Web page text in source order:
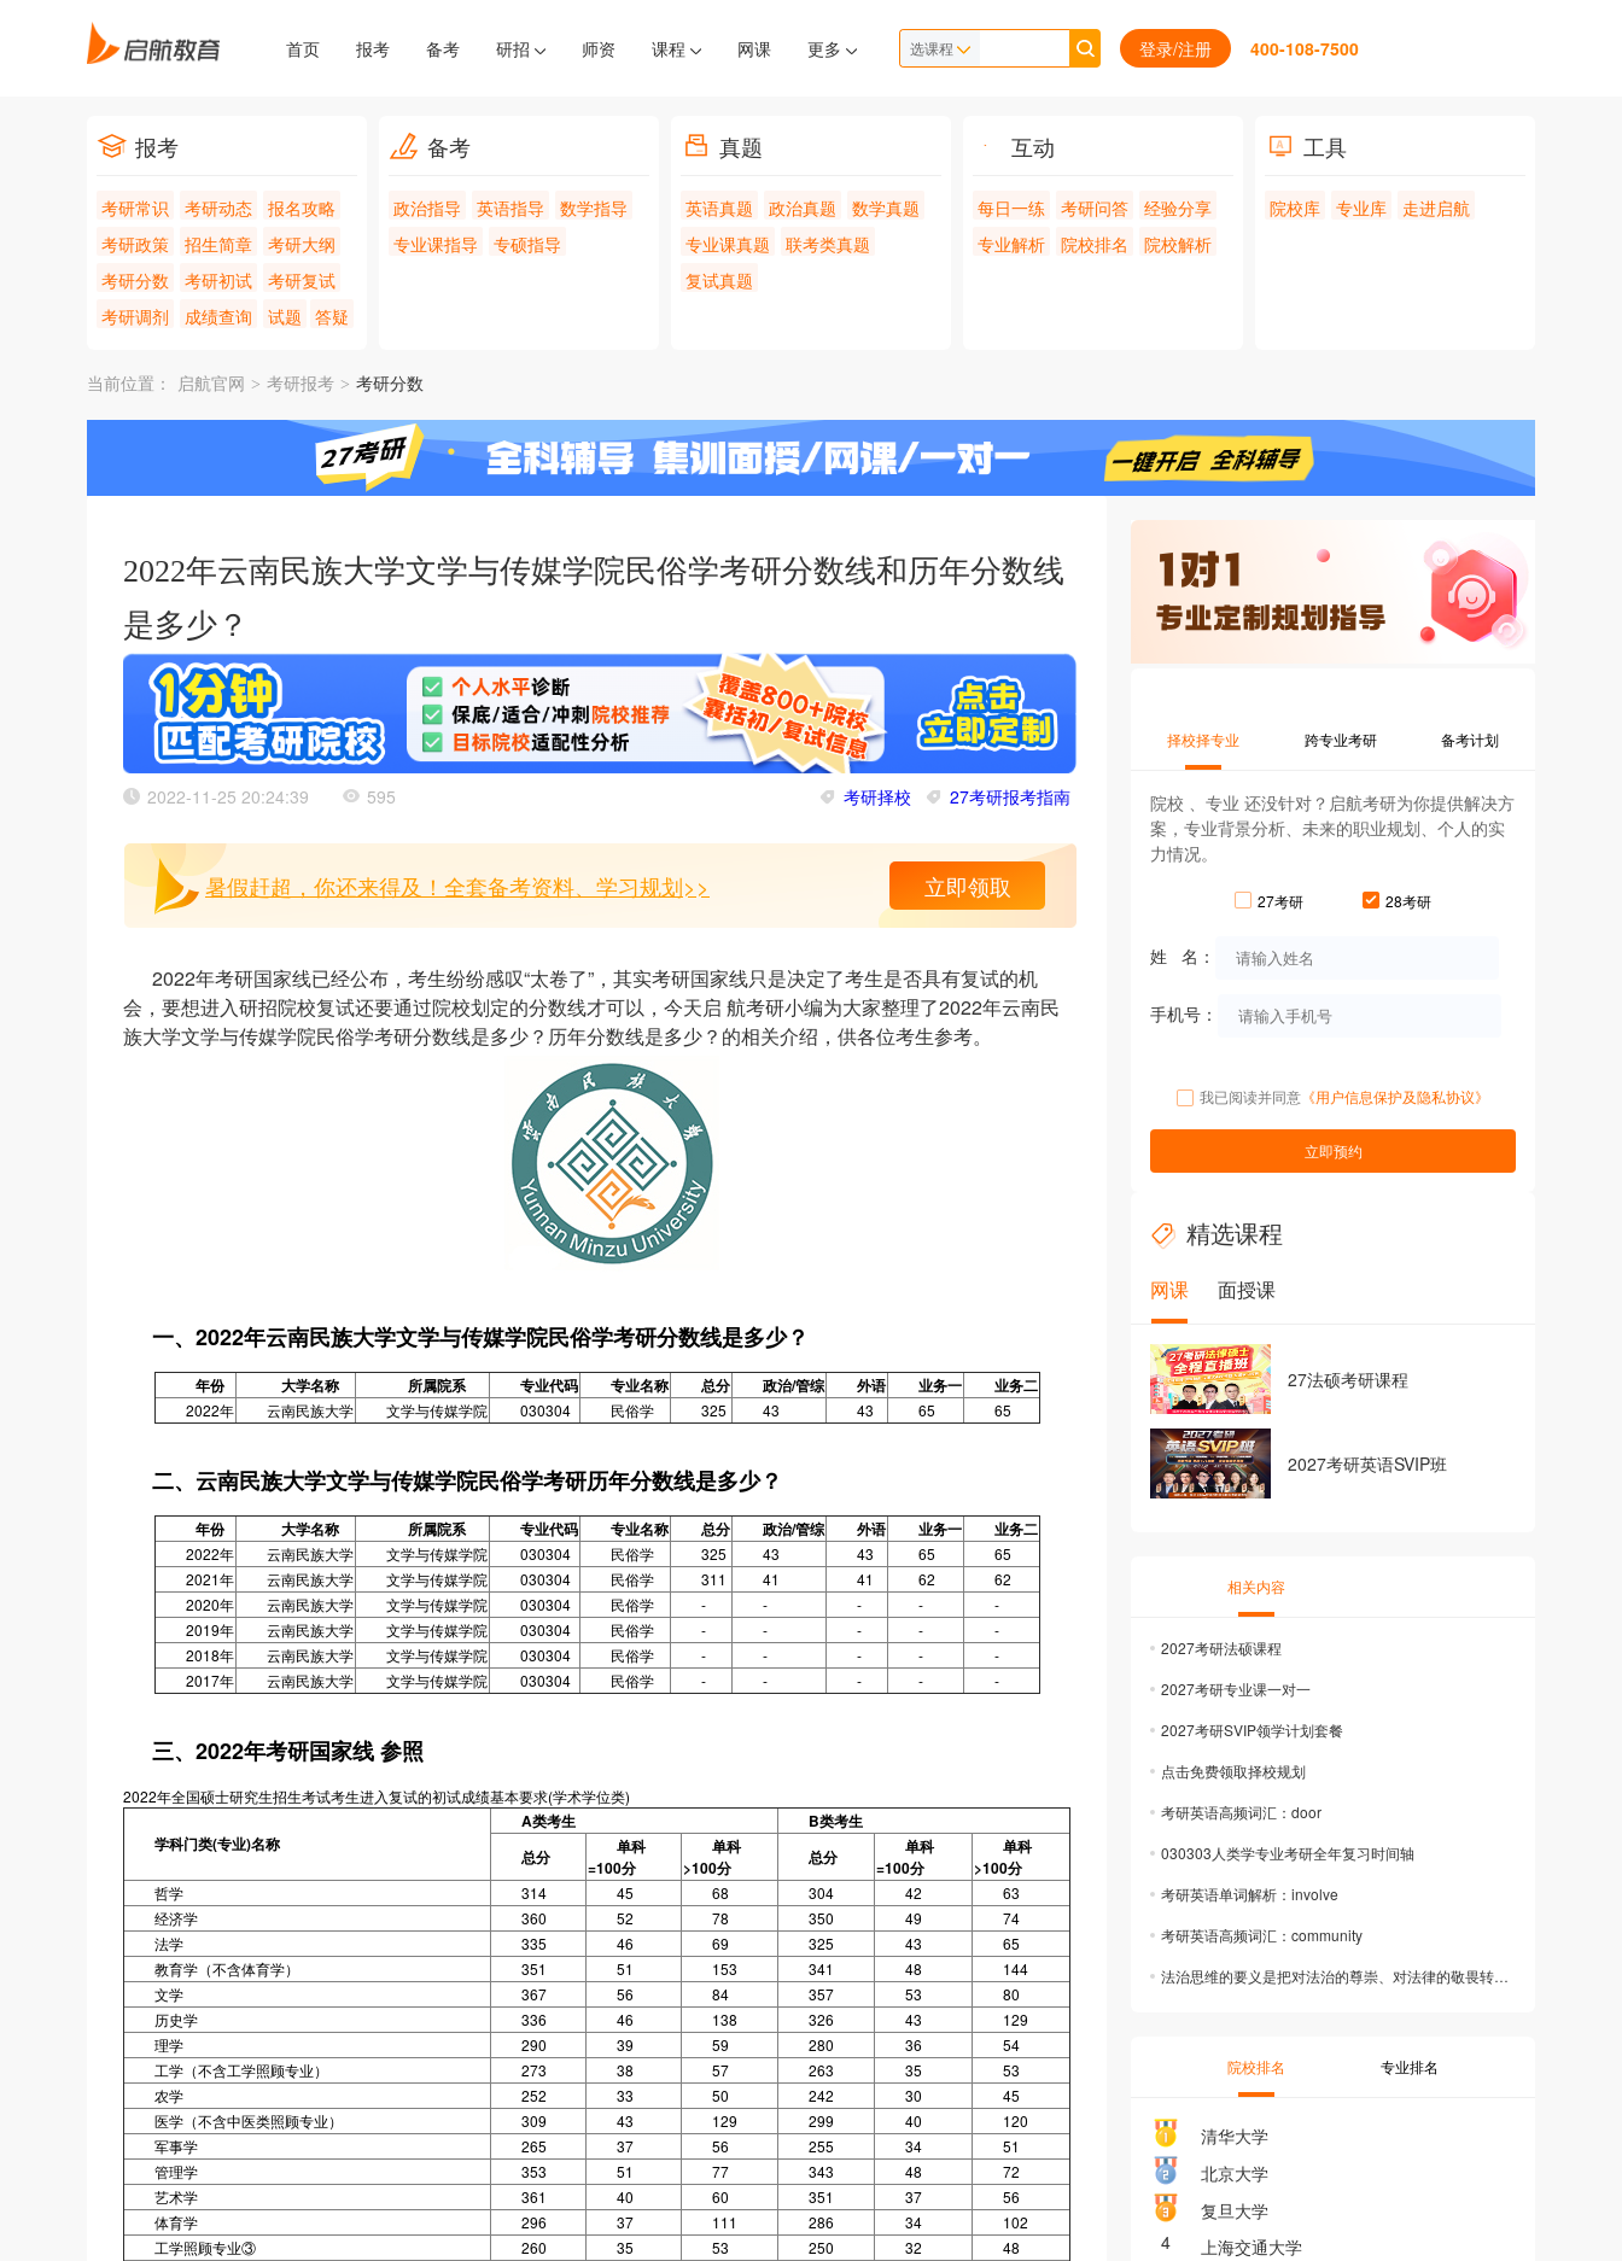
首页 报考 备考 研招 师资 课程 网课 更多 选课程 登录/注册 400-108-7500
报考
考研常识 考研动态
报名攻略
考研政策
招生简章
考研大纲
考研分数
考研初试
考研复试
考研调剂
成绩查询 试题 答疑
备考
政治指导 英语指导
数学指导
专业课指导
专硕指导
真题
英语真题 政治真题
数学真题
专业课真题
联考类真题
复试真题
互动
每日一练 考研问答
经验分享
专业解析
院校排名 院校解析
工具
院校库 专业库 走进启航
当前位置： 启航官网 > 考研报考 > 考研分数
2022年云南民族大学文学与传媒学院民俗学考研分数线和历年分数线
是多少？
2022-11-25 20:24:39 595 考研择校 27考研报考指南
暑假赶超，你还来得及！全套备考资料、学习规划>> 立即领取
2022年考研国家线已经公布，考生纷纷感叹“太卷了”，其实考研国家线只是决定了考生是否具有复试的机
会，要想进入研招院校复试还要通过院校划定的分数线才可以，今天启 航考研小编为大家整理了2022年云南民
族大学文学与传媒学院民俗学考研分数线是多少？历年分数线是多少？的相关介绍，供各位考生参考。
一、2022年云南民族大学文学与传媒学院民俗学考研分数线是多少？
年份 大学名称 所属院系 专业代码 专业名称 总分 政治/管综 外语 业务一 业务二
2022年 云南民族大学 文学与传媒学院 030304 民俗学 325 43 43 65 65
二、云南民族大学文学与传媒学院民俗学考研历年分数线是多少？
年份 大学名称 所属院系 专业代码 专业名称 总分 政治/管综 外语 业务一 业务二
2022年 云南民族大学 文学与传媒学院 030304 民俗学 325 43 43 65
65
2021年
云南民族大学 文学与传媒学院 030304 民俗学 311 41 41 62
62
2020年
云南民族大学 文学与传媒学院 030304 民俗学 - - - -
-
2019年
云南民族大学 文学与传媒学院 030304 民俗学 - - - -
-
2018年
云南民族大学 文学与传媒学院 030304 民俗学 - - - -
-
2017年
云南民族大学 文学与传媒学院 030304 民俗学 - - - - -
三、2022年考研国家线 参照
2022年全国硕士研究生招生考试考生进入复试的初试成绩基本要求(学术学位类)
学科门类(专业)名称
A类考生
B类考生
总分
单科
=100分
单科
>100分
总分
单科
=100分
单科
>100分
哲学 314 45 68 304 42
63
经济学
360 52 78 350 49
74
法学
335 46 69 325 43
65
教育学（不含体育学）
351 51 153 341 48
144
文学
367 56 84 357 53
80
历史学
336 46 138 326 43
129
理学
290 39 59 280 36
54
工学（不含工学照顾专业）
273 38 57 263 35
53
农学
252 33 50 242 30
45
医学（不含中医类照顾专业）
309 43 129 299 40
120
军事学
265 37 56 255 34
51
管理学
353 51 77 343 48
72
艺术学
361 40 60 351 37
56
体育学
296 37 111 286 34
102
工学照顾专业③
260 35 53 250 32
48
择校择专业 跨专业考研 备考计划
院校 、专业 还没针对？启航考研为你提供解决方
案，专业背景分析、未来的职业规划、个人的实
力情况。
27考研 28考研
姓 名：
手机号：
我已阅读并同意 《用户信息保护及隐私协议》
立即预约
精选课程
网课 面授课
27法硕考研课程
2027考研英语SVIP班
相关内容
2027考研法硕课程
2027考研专业课一对一
2027考研SVIP领学计划套餐
点击免费领取择校规划
考研英语高频词汇：door
030303人类学专业考研全年复习时间轴
考研英语单词解析：involve
考研英语高频词汇：community
法治思维的要义是把对法治的尊崇、对法律的敬畏转化成思维方式和行为方式。法治思维内
院校排名 专业排名
清华大学
北京大学
复旦大学
4
上海交通大学